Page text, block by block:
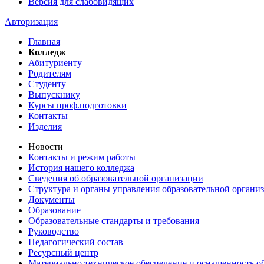
Авторизация
Главная
Колледж
Абитуриенту
Родителям
Студенту
Выпускнику
Курсы проф.подготовки
Контакты
Изделия
Новости
Контакты и режим работы
История нашего колледжа
Сведения об образовательной организации
Структура и органы управления образовательной
Документы
Образование
Образовательные стандарты и требования
Руководство
Педагогический состав
Ресурсный центр